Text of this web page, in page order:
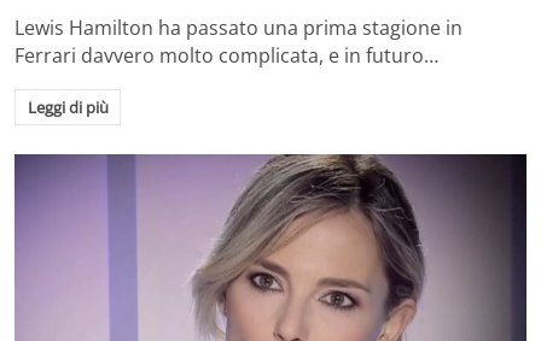
Lewis Hamilton ha passato una prima stagione in
Ferrari davvero molto complicata, e in futuro…
Leggi di più